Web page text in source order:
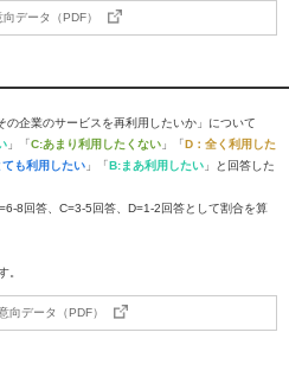
データ（PDF）
企業のサービスを再利用したいか」について
」「C:あまり利用したくない 」「D：全く利用した
も利用したい 」「B:まあ利用したい 」と回答した
8回答、C=3-5回答、D=1-2回答として割合を算
。
向データ（PDF）